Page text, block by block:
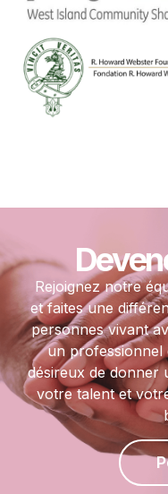
Rejoignez notre
et faites une
personnes vivant
un professionnel
désireux de donner
votre talent et